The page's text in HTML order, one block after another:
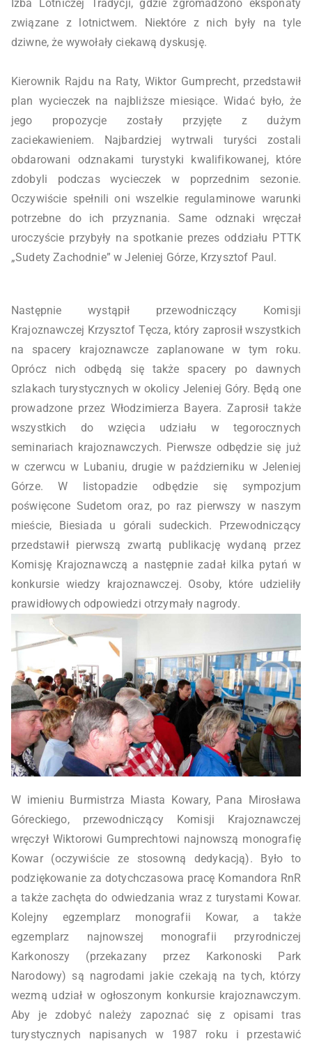
Izba Lotniczej Tradycji, gdzie zgromadzono eksponaty
związane z lotnictwem. Niektóre z nich były na tyle
dziwne, że wywołały ciekawą dyskusję.
Kierownik Rajdu na Raty, Wiktor Gumprecht, przedstawił
plan wycieczek na najbliższe miesiące. Widać było, że
jego propozycje zostały przyjęte z dużym
zaciekawieniem. Najbardziej wytrwali turyści zostali
obdarowani odznakami turystyki kwalifikowanej, które
zdobyli podczas wycieczek w poprzednim sezonie.
Oczywiście spełnili oni wszelkie regulaminowe warunki
potrzebne do ich przyznania. Same odznaki wręczał
uroczyście przybyły na spotkanie prezes oddziału PTTK
„Sudety Zachodnie” w Jeleniej Górze, Krzysztof Paul.
Następnie wystąpił przewodniczący Komisji
Krajoznawczej Krzysztof Tęcza, który zaprosił wszystkich
na spacery krajoznawcze zaplanowane w tym roku.
Oprócz nich odbędą się także spacery po dawnych
szlakach turystycznych w okolicy Jeleniej Góry. Będą one
prowadzone przez Włodzimierza Bayera. Zaprosił także
wszystkich do wzięcia udziału w tegorocznych
seminariach krajoznawczych. Pierwsze odbędzie się już
w czerwcu w Lubaniu, drugie w październiku w Jeleniej
Górze. W listopadzie odbędzie się sympozjum
poświęcone Sudetom oraz, po raz pierwszy w naszym
mieście, Biesiada u górali sudeckich. Przewodniczący
przedstawił pierwszą zwartą publikację wydaną przez
Komisję Krajoznawczą a następnie zadał kilka pytań w
konkursie wiedzy krajoznawczej. Osoby, które udzieliły
prawidłowych odpowiedzi otrzymały nagrody.
W imieniu Burmistrza Miasta Kowary, Pana Mirosława
Góreckiego, przewodniczący Komisji Krajoznawczej
wręczył Wiktorowi Gumprechtowi najnowszą monografię
Kowar (oczywiście ze stosowną dedykacją). Było to
podziękowanie za dotychczasowa pracę Komandora RnR
a także zachęta do odwiedzania wraz z turystami Kowar.
Kolejny egzemplarz monografii Kowar, a także
egzemplarz najnowszej monografii przyrodniczej
Karkonoszy (przekazany przez Karkonoski Park
Narodowy) są nagrodami jakie czekają na tych, którzy
wezmą udział w ogłoszonym konkursie krajoznawczym.
Aby je zdobyć należy zapoznać się z opisami tras
turystycznych napisanych w 1987 roku i przestawić